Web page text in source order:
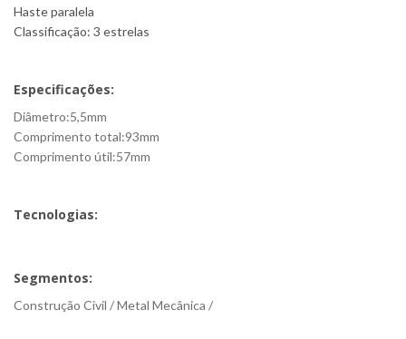
Haste paralela
Classificação: 3 estrelas
Especificações:
Diâmetro:5,5mm
Comprimento total:93mm
Comprimento útil:57mm
Tecnologias:
Segmentos:
Construção Civil / Metal Mecânica /